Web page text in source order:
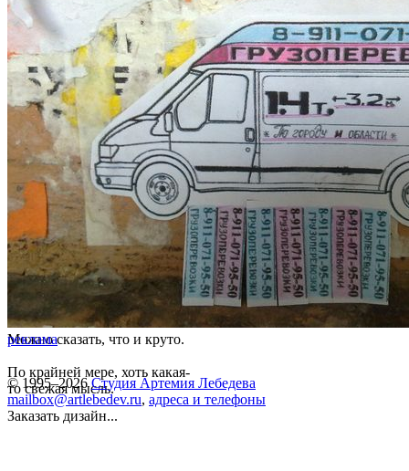
Можно сказать, что и круто.
По крайней мере, хоть какая-
то свежая мысль.
реклама
© 1995–2026 Студия Артемия Лебедева
mailbox@artlebedev.ru, адреса и телефоны
Заказать дизайн...